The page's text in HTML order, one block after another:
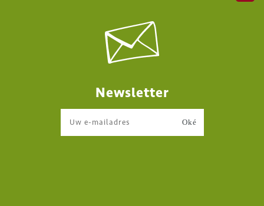
Newsletter